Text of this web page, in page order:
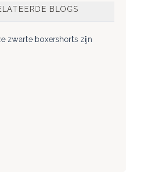
BLOGS
zwarte boxershorts zijn